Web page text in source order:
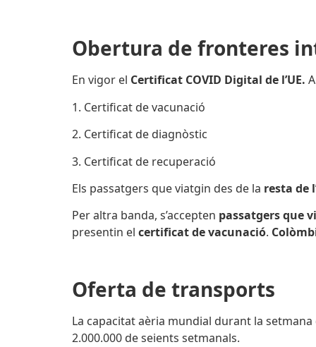
Obertura de fronteres
En vigor el Certificat COVID Digital de l’UE.
1. Certificat de vacunació
2. Certificat de diagnòstic
3. Certificat de recuperació
Els passatgers que viatgin des de la resta de
Per altra banda, s’accepten passatgers que
presentin el certificat de vacunació.
Oferta de transports
La capacitat aèria mundial durant la
2.000.000 de seients setmanals.